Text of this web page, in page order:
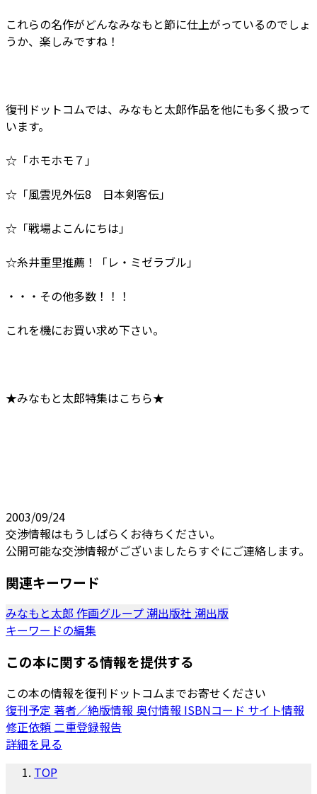
これらの名作がどんなみなもと節に仕上がっているのでしょ
うか、楽しみですね！
復刊ドットコムでは、みなもと太郎作品を他にも多く扱って
います。
☆「ホモホモ７」
☆「風雲児外伝8 日本剣客伝」
☆「戦場よこんにちは」
☆糸井重里推薦！「レ・ミゼラブル」
・・・その他多数！！！
これを機にお買い求め下さい。
★みなもと太郎特集はこちら★
2003/09/24
交渉情報はもうしばらくお待ちください。
公開可能な交渉情報がございましたらすぐにご連絡します。
関連キーワード
みなもと太郎 作画グループ潮出版社 潮出版
キーワードの編集
この本に関する情報を提供する
この本の情報を復刊ドットコムまでお寄せください
復刊予定 著者／絶版情報 奥付情報 ISBNコード サイト情報
修正依頼 二重登録報告
詳細を見る
TOP